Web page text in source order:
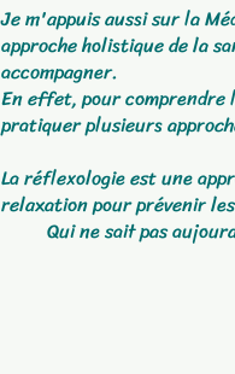
Je m'appuis aussi sur la
approche holistique de la
accompagner.
En effet, pour comprendre
pratiquer plusieurs
La réflexologie est une
relaxation pour prévenir
Qui ne sait pas